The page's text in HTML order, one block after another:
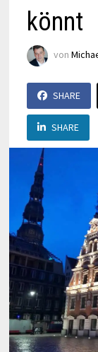
könnt
von
SHARE
SHARE